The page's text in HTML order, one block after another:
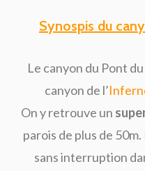
Synospis du
Le canyon du Pont
canyon de l’
On y retrouve un
parois de plus de
sans interruption